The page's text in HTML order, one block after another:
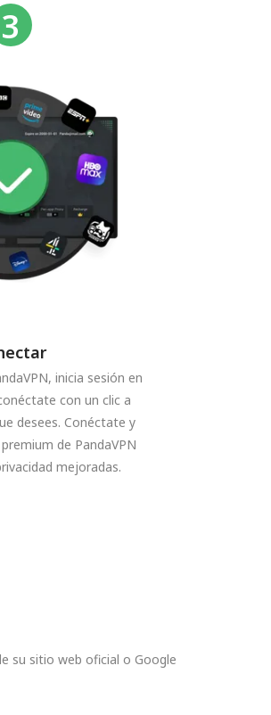
inicia sesión en
con un clic a
desees. Conéctate y
de PandaVPN
mejoradas.
su sitio web oficial o Google